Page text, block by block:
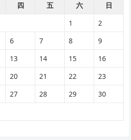
四 五 六
日
1
2
6 7 8
9
13 14 15
16
20 21 22
23
27 28 29
30